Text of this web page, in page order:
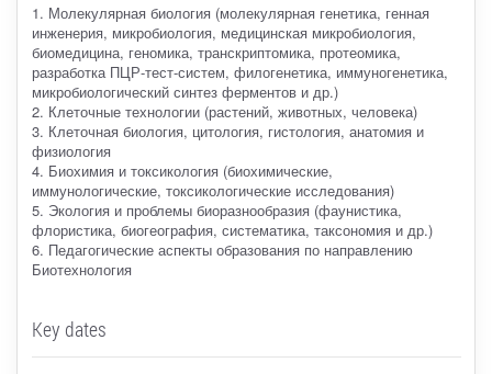
1. Молекулярная биология (молекулярная генетика, генная
инженерия, микробиология, медицинская микробиология,
биомедицина, геномика, транскриптомика, протеомика,
разработка ПЦР-тест-систем, филогенетика, иммуногенетика,
микробиологический синтез ферментов и др.)
2. Клеточные технологии (растений, животных, человека)
3. Клеточная биология, цитология, гистология, анатомия и
физиология
4. Биохимия и токсикология (биохимические,
иммунологические, токсикологические исследования)
5. Экология и проблемы биоразнообразия (фаунистика,
флористика, биогеография, систематика, таксономия и др.)
6. Педагогические аспекты образования по направлению
Биотехнология
Key dates